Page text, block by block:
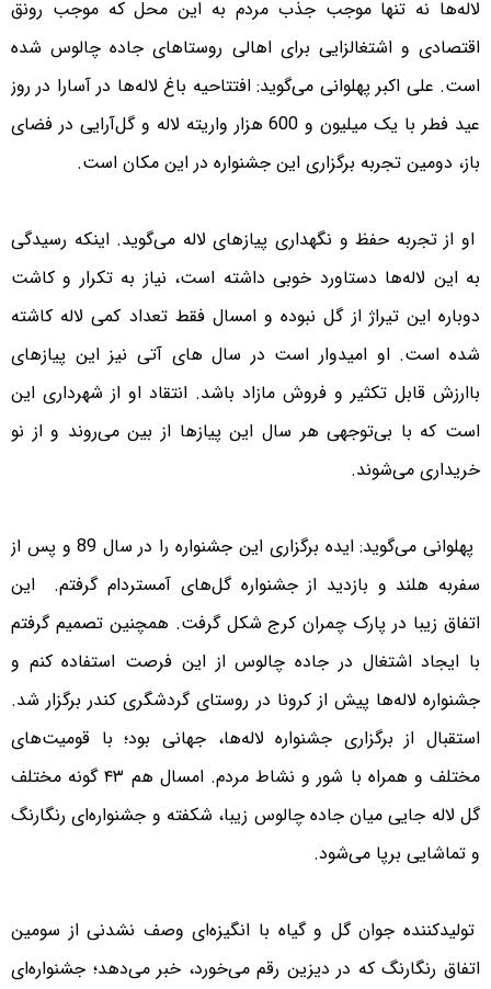
لاله‌ها نه تنها موجب جذب مردم به این محل که موجب رونق
اقتصادی و اشتغالزایی برای اهالی روستاهای جاده چالوس شده
است. علی اکبر پهلوانی می‌گوید: افتتاحیه باغ لاله‌ها در آسارا در روز
عید فطر با یک میلیون و 600 هزار واریته لاله و گل‌آرایی در فضای
باز، دومین تجربه برگزاری این جشنواره در این مکان است.
او از تجربه حفظ و نگهداری پیازهای لاله می‌گوید. اینکه رسیدگی
به این لاله‌ها دستاورد خوبی داشته است، نیاز به تکرار و کاشت
دوباره این تیراژ از گل نبوده و امسال فقط تعداد کمی لاله کاشته
شده است. او امیدوار است در سال های آتی نیز این پیازهای
باارزش قابل تکثیر و فروش مازاد باشد. انتقاد او از شهرداری این
است که با بی‌توجهی هر سال این پیازها از بین می‌روند و از نو
خریداری می‌شوند.
پهلوانی می‌گوید: ایده برگزاری این جشنواره را در سال 89 و پس از
سفربه هلند و بازدید از جشنواره گل‌های آمستردام گرفتم. این
اتفاق زیبا در پارک چمران کرج شکل گرفت. همچنین تصمیم گرفتم
با ایجاد اشتغال در جاده چالوس از این فرصت استفاده کنم و
جشنواره لاله‌ها پیش از کرونا در روستای گردشگری کندر برگزار شد.
استقبال از برگزاری جشنواره لاله‌ها، جهانی بود؛ با قومیت‌های
مختلف و همراه با شور و نشاط مردم. امسال هم ۴۳ گونه مختلف
گل لاله جایی میان جاده چالوس زیبا، شکفته و جشنواره‌ای رنگارنگ
و تماشایی برپا می‌شود.
تولید‌کننده جوان گل و گیاه با انگیزه‌ای وصف نشدنی از سومین
اتفاق رنگارنگ که در دیزین رقم می‌خورد، خبر می‌دهد؛ جشنواره‌ای